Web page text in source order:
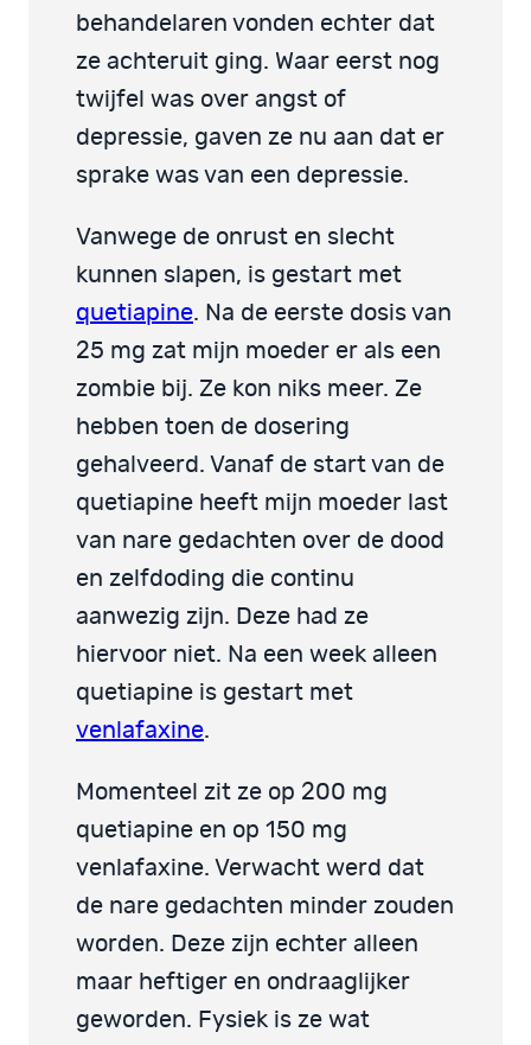
behandelaren vonden echter dat
ze achteruit ging. Waar eerst nog
twijfel was over angst of
depressie, gaven ze nu aan dat er
sprake was van een depressie.
Vanwege de onrust en slecht
kunnen slapen, is gestart met
quetiapine. Na de eerste dosis van
25 mg zat mijn moeder er als een
zombie bij. Ze kon niks meer. Ze
hebben toen de dosering
gehalveerd. Vanaf de start van de
quetiapine heeft mijn moeder last
van nare gedachten over de dood
en zelfdoding die continu
aanwezig zijn. Deze had ze
hiervoor niet. Na een week alleen
quetiapine is gestart met
venlafaxine.
Momenteel zit ze op 200 mg
quetiapine en op 150 mg
venlafaxine. Verwacht werd dat
de nare gedachten minder zouden
worden. Deze zijn echter alleen
maar heftiger en ondraaglijker
geworden. Fysiek is ze wat